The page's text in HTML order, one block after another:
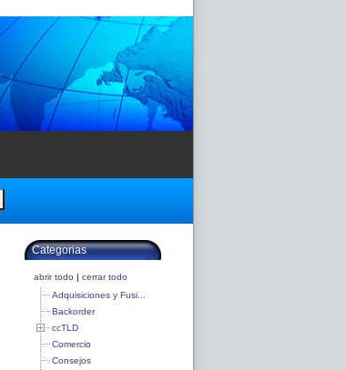
Categorias
abrir todo | cerrar todo
Adquisiciones y Fusi...
Backorder
ccTLD
Comercio
Consejos